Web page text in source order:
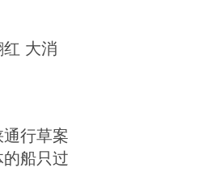
红 大消
行草案
船只过